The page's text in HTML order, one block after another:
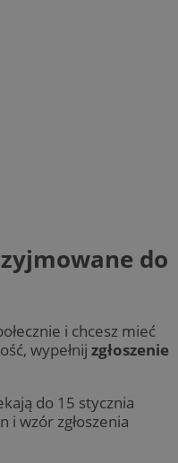
do
i chcesz mieć
wypełnij zgłoszenie
do 15 stycznia
i wzór zgłoszenia